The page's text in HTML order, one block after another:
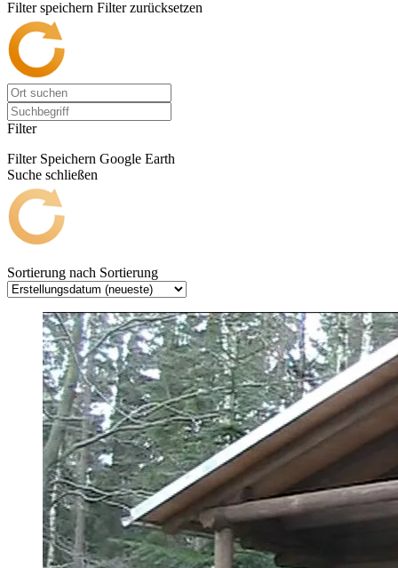
Filter speichern Filter zurücksetzen
Filter
Filter Speichern Google Earth
Suche schließen
Sortierung nach Sortierung